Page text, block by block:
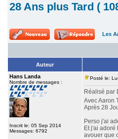
28 Ans plus Tard (
Les
Auteur
Hans Landa
Nombre de messages :
Inscrit le: 05 Sep 2014
Messages: 6792
Posté le:
Réalisé par
Avec Aaron
Après 28
Perso j'ai
Et j'ai adoré
avouer que